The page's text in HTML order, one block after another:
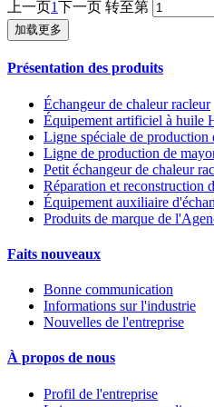
上一页1下一页 转至第
加载更多
Présentation des produits
Échangeur de chaleur racleur
Équipement artificiel à huile
Ligne spéciale de production
Ligne de production de
Petit échangeur de chaleur
Réparation et reconstruction
Équipement auxiliaire
Produits de marque de
Faits nouveaux
Bonne communication
Informations sur l'industrie
Nouvelles de l'entreprise
À propos de nous
Profil de l'entreprise